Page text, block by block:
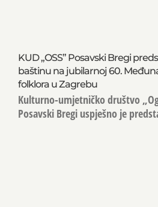
KUD „OSS” Posavski Bregi
baštinu na jubilarnoj 60.
folklora u Zagrebu
Kulturno-umjetničko društvo
Posavski Bregi uspješno je